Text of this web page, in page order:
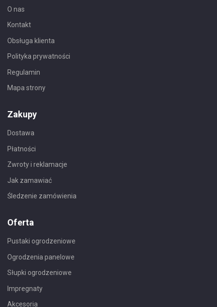
O nas
Kontakt
Obsługa klienta
Polityka prywatności
Regulamin
Mapa strony
Zakupy
Dostawa
Płatności
Zwroty i reklamacje
Jak zamawiać
Śledzenie zamówienia
Oferta
Pustaki ogrodzeniowe
Ogrodzenia panelowe
Słupki ogrodzeniowe
Impregnaty
Akcesoria